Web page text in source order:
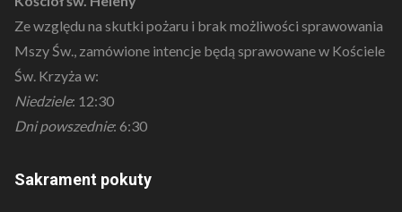
Ze względu na skutki pożaru i brak możliwości sprawowania
Mszy Św., zamówione intencje będą sprawowane w Kościele
Św. Krzyża w:
Niedziele: 12:30
Dni powszednie: 6:30
Sakrament pokuty